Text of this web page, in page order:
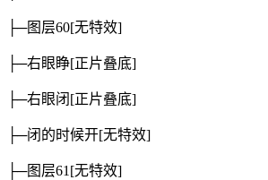
├─图层60[无特效]
├─右眼睁[正片叠底]
├─右眼闭 [正片叠底]
├─闭的时候开[无特效]
├─图层61 [无特效]